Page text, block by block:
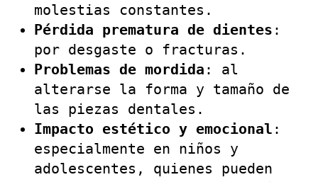
molestias constantes.
Pérdida prematura de dientes :
por desgaste o fracturas.
Problemas de mordida : al
alterarse la forma y tamaño de
las piezas dentales.
Impacto estético y emocional :
especialmente en niños y
adolescentes, quienes pueden